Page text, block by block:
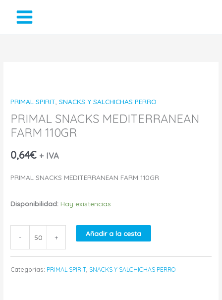
PRIMAL SPIRIT,SNACKS Y SALCHICHAS PERRO
PRIMAL SNACKS MEDITERRANEAN
FARM 110GR
0,64€ + IVA
PRIMAL SNACKS MEDITERRANEAN FARM 110GR
Disponibilidad: Hay existencias
-
MEDITERRANEAN
FARM
110GR
+ Añadir a la cesta
Categorías: PRIMAL SPIRIT SNACKS Y SALCHICHAS PERRO